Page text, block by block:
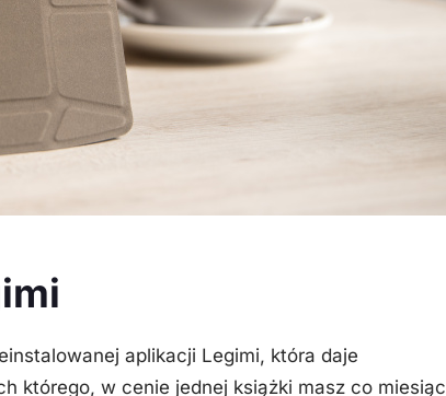
aplikacji Legimi, która daje
którego, w cenie jednej książki masz co miesiąc